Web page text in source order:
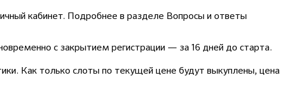
кабинет. Подробнее в разделе Вопросы и ответы
с закрытием регистрации — за 16 дней до старта.
Как только слоты по текущей цене будут выкуплены, цена